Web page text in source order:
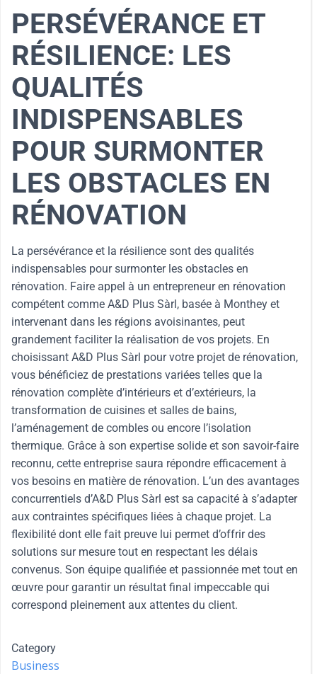
PERSÉVÉRANCE ET
RÉSILIENCE: LES
QUALITÉS
INDISPENSABLES
POUR SURMONTER
LES OBSTACLES EN
RÉNOVATION
La persévérance et la résilience sont des qualités
indispensables pour surmonter les obstacles en
rénovation. Faire appel à un entrepreneur en rénovation
compétent comme A&D Plus Sàrl, basée à Monthey et
intervenant dans les régions avoisinantes, peut
grandement faciliter la réalisation de vos projets. En
choisissant A&D Plus Sàrl pour votre projet de rénovation,
vous bénéficiez de prestations variées telles que la
rénovation complète d’intérieurs et d’extérieurs, la
transformation de cuisines et salles de bains,
l’aménagement de combles ou encore l’isolation
thermique. Grâce à son expertise solide et son savoir-faire
reconnu, cette entreprise saura répondre efficacement à
vos besoins en matière de rénovation. L’un des avantages
concurrentiels d’A&D Plus Sàrl est sa capacité à s’adapter
aux contraintes spécifiques liées à chaque projet. La
flexibilité dont elle fait preuve lui permet d’offrir des
solutions sur mesure tout en respectant les délais
convenus. Son équipe qualifiée et passionnée met tout en
œuvre pour garantir un résultat final impeccable qui
correspond pleinement aux attentes du client.
Category
Business